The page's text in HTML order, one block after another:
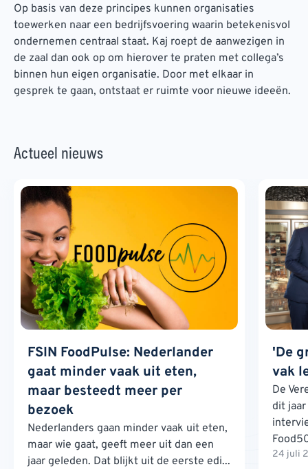
Op basis van deze principes kunnen organisaties
toewerken naar een bedrijfsvoering waarin betekenisvol
ondernemen centraal staat. Kaj roept de aanwezigen in
de zaal dan ook op om hierover te praten met collega’s
binnen hun eigen organisatie. Door met elkaar in
gesprek te gaan, ontstaat er ruimte voor nieuwe ideeën.
Actueel nieuws
FSIN FoodPulse: Nederlander
gaat minder vaak uit eten,
maar besteedt meer per
bezoek
Nederlanders gaan minder vaak uit eten,
maar wie gaat, geeft meer uit dan een
jaar geleden. Dat blijkt uit de eerste edi...
'De
vak
De
dit
24 juli